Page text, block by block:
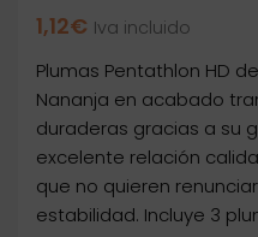
1,12€ Iva incluido
Plumas Pentathlon HD
Nananja en acabado
duraderas gracias a su
excelente relación
que no quieren
estabilidad. Incluye 3